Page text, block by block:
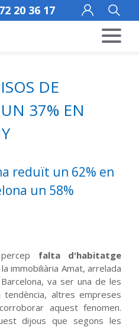
20 36 17
DE
37% EN
reduït un 62% en
un 58%
falta d'habitatge
la immobiliària Amat, arrelada
va ser una de les
altres empreses
aquest fenomen.
dijous que segons les